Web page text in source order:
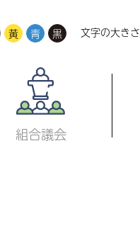
黄 青 黒 文字の大きさ
組合議会